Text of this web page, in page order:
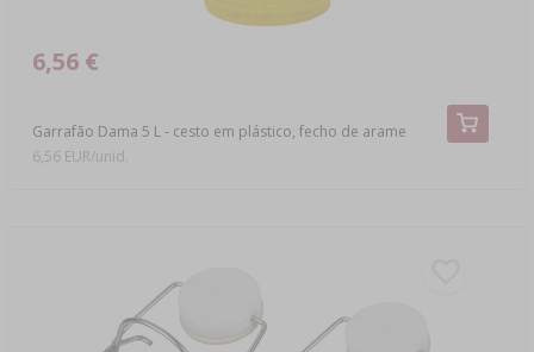
Garrafão Dama 5 L - cesto em plástico, fecho de arame
6,56 €
6,56 EUR/unid.